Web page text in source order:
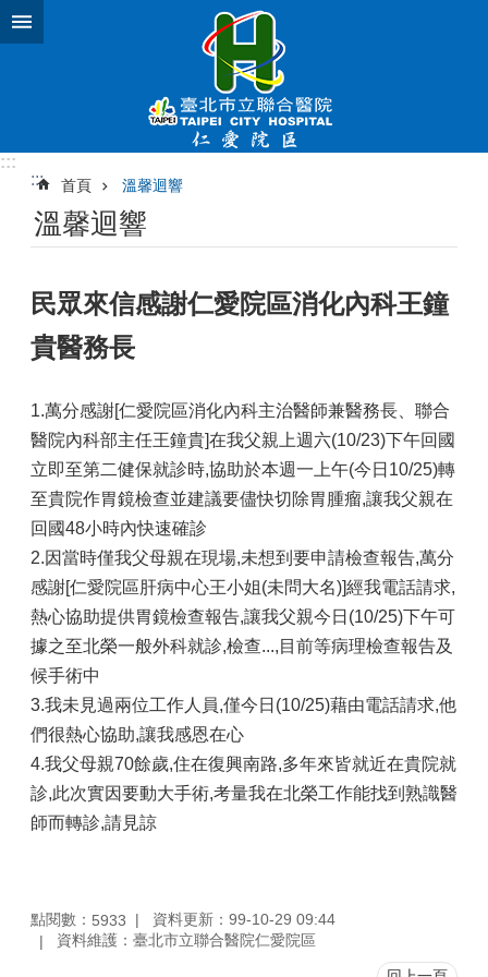
跳到主要內容區塊
:::
:::
首頁 溫馨迴響
溫馨迴響
民眾來信感謝仁愛院區消化內科王鐘
貴醫務長
1.萬分感謝[仁愛院區消化內科主治醫師兼醫務長、聯合
醫院內科部主任王鐘貴]在我父親上週六(10/23)下午回國
立即至第二健保就診時,協助於本週一上午(今日10/25)轉
至貴院作胃鏡檢查並建議要儘快切除胃腫瘤,讓我父親在
回國48小時內快速確診
2.因當時僅我父母親在現場,未想到要申請檢查報告,萬分
感謝[仁愛院區肝病中心王小姐(未問大名)]經我電話請求,
熱心協助提供胃鏡檢查報告,讓我父親今日(10/25)下午可
據之至北榮一般外科就診,檢查...,目前等病理檢查報告及
候手術中
3.我未見過兩位工作人員,僅今日(10/25)藉由電話請求,他
們很熱心協助,讓我感恩在心
4.我父母親70餘歲,住在復興南路,多年來皆就近在貴院就
診,此次實因要動大手術,考量我在北榮工作能找到熟識醫
師而轉診,請見諒
點閱數： 5933
資料更新：99-10-29 09:44
資料維護：臺北市立聯合醫院仁愛院區